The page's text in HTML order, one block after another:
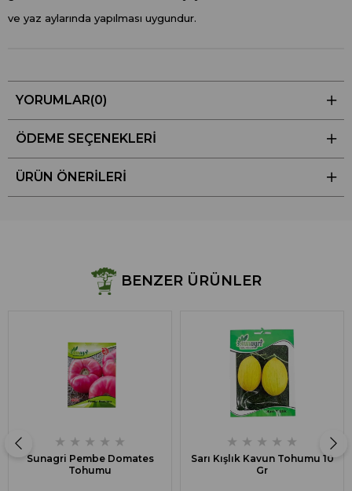
ve yaz aylarında yapılması uygundur.
YORUMLAR(0)
ÖDEME SEÇENEKLERI
ÜRÜN ÖNERILERI
BENZER ÜRÜNLER
★ ★ ★ ★ ★
Sunagri Pembe Domates
Tohumu
★ ★ ★ ★ ★
Sarı Kışlık Kavun Tohumu 10
Gr